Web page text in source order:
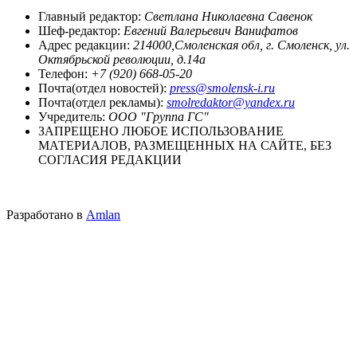
Главный редактор: Светлана Николаевна Савенок
Шеф-редактор: Евгений Валерьевич Ванифатов
Адрес редакции: 214000,Смоленская обл, г. Смоленск, ул.
Октябрьской революции, д.14а
Телефон: +7 (920) 668-05-20
Почта(отдел новостей): press@smolensk-i.ru
Почта(отдел рекламы): smolredaktor@yandex.ru
Учредитель: ООО "Группа ГС"
ЗАПРЕЩЕНО ЛЮБОЕ ИСПОЛЬЗОВАНИЕ
МАТЕРИАЛОВ, РАЗМЕЩЕННЫХ НА САЙТЕ, БЕЗ
СОГЛАСИЯ РЕДАКЦИИ
Разработано в Amlan